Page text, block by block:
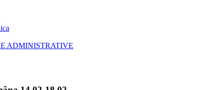
ADMINISTRATIVE